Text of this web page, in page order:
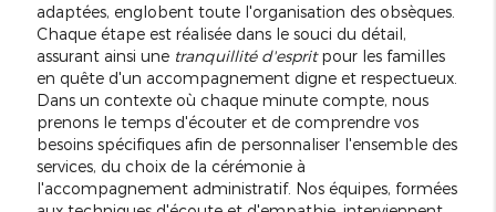
adaptées, englobent toute l'organisation des obsèques.
Chaque étape est réalisée dans le souci du détail,
assurant ainsi une tranquillité d'espritpour les familles
en quête d'un accompagnement digne et respectueux.
Dans un contexte où chaque minute compte, nous
prenons le temps d'écouter et de comprendre vos
besoins spécifiques afin de personnaliser l'ensemble des
services, du choix de la cérémonie à
l'accompagnement administratif. Nos équipes, formées